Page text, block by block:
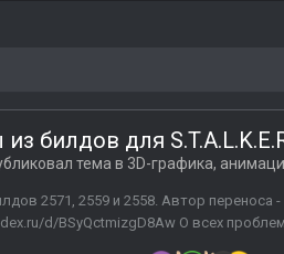
билдов для
тема в 3D-графика,
2571, 2559 и 2558. Автор переноса
d/BSyQctmizgD8Aw О всех